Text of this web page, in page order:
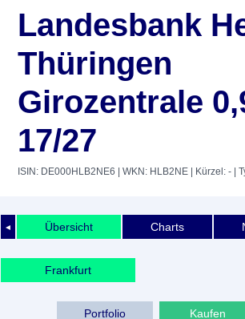
Landesbank
Thüringen
Girozentrale
17/27
ISIN: DE000HLB2NE6 | WKN: HLB2NE | Kürzel: - |
◄ Übersicht Charts
Frankfurt
Kaufen
Portfolio